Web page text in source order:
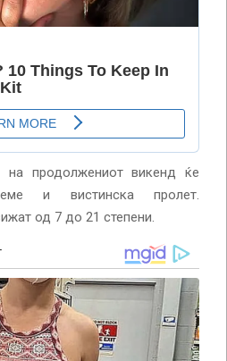
продолжениот викенд ќе
и вистинска пролет.
од 7 до 21 степени.